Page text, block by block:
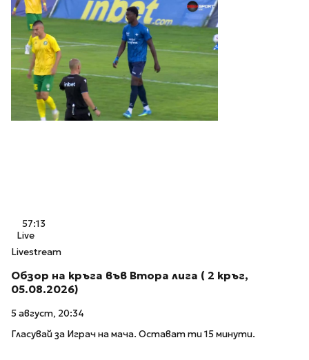
57:13
Live
Livestream
Обзор на кръга във Втора лига ( 2 кръг,
05.08.2026)
5 август, 20:34
Гласувай за Играч на мача. Остават ти 15 минути.